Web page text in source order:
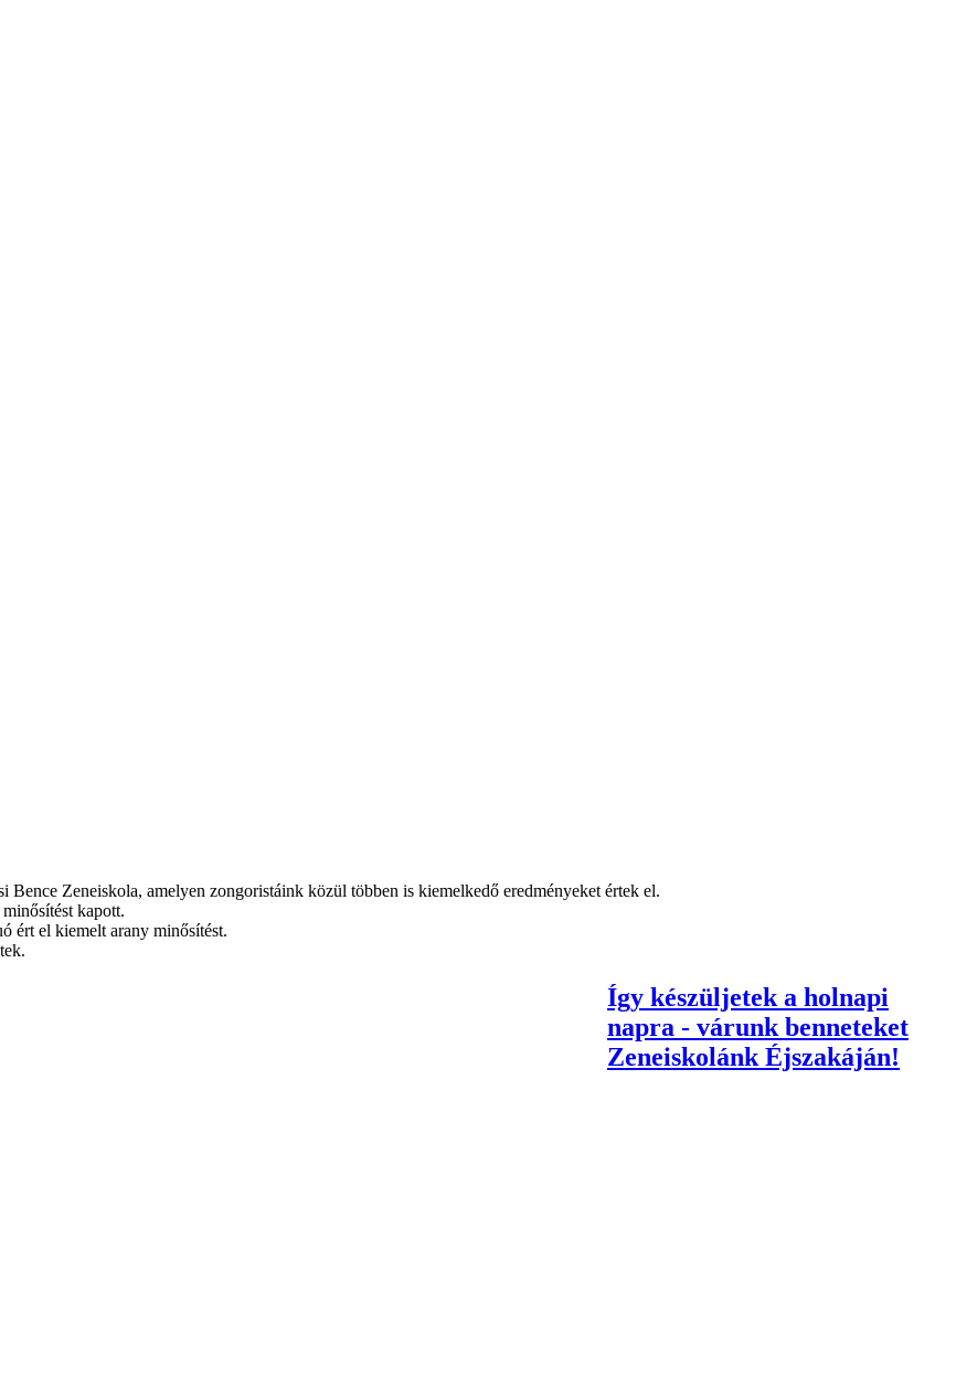
Zeneiskola, amelyen zongoristáink közül többen is kiemelkedő eredményeket értek el.
kapott.
ért el kiemelt arany minősítést.
Így készüljetek a holnapi
napra - várunk benneteket
Zeneiskolánk Éjszakáján!